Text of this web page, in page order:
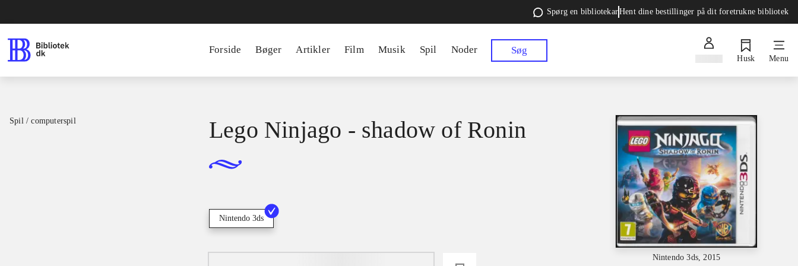
Spørg en bibliotekarHent dine bestillinger på dit foretrukne bibliotek
Forside Bøger Artikler Film Musik Spil Noder Søg
Husk Menu
Spil / computerspil
Nintendo 3ds, 2015
Lego Ninjago - shadow of Ronin
Nintendo 3ds